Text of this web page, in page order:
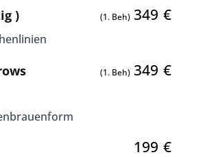
) (1. Beh) 349 €
(1. Beh) 349 €
199 €